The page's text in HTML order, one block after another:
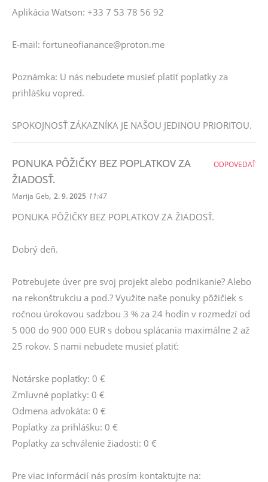
Aplikácia Watson: +33 7 53 78 56 92
E-mail: fortuneofianance@proton.me
Poznámka: U nás nebudete musieť platiť poplatky za
prihlášku vopred.
SPOKOJNOSŤ ZÁKAZNÍKA JE NAŠOU JEDINOU PRIORITOU.
PONUKA PÔŽIČKY BEZ POPLATKOV ZA
ŽIADOSŤ.
Marija Geb, 2. 9. 2025 11:47
PONUKA PÔŽIČKY BEZ POPLATKOV ZA ŽIADOSŤ.
Dobrý deň.
Potrebujete úver pre svoj projekt alebo podnikanie? Alebo
na rekonštrukciu a pod.? Využite naše ponuky pôžičiek s
ročnou úrokovou sadzbou 3 % za 24 hodín v rozmedzí od
5 000 do 900 000 EUR s dobou splácania maximálne 2 až
25 rokov. S nami nebudete musieť platiť:
Notárske poplatky: 0 €
Zmluvné poplatky: 0 €
Odmena advokáta: 0 €
Poplatky za prihlášku: 0 €
Poplatky za schválenie žiadosti: 0 €
Pre viac informácií nás prosím kontaktujte na:
ODPOVEDAŤ